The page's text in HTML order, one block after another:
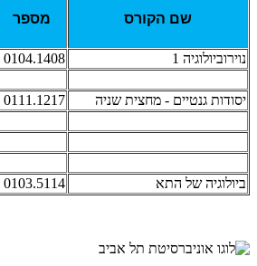
שם הקורס מספר
נוירוביולוגיה 1 0104.1408
יסודות גנטיים - מחצית שניה
0111.1217
ביולוגיה של התא
0103.5114